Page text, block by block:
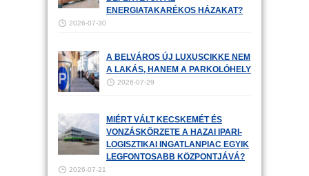
ENERGIATAKARÉKOS HÁZAKAT?
2026-07-30
A BELVÁROS ÚJ LUXUSCIKKE NEM
A LAKÁS, HANEM A PARKOLÓHELY
2026-07-29
MIÉRT VÁLT KECSKEMÉT ÉS
VONZÁSKÖRZETE A HAZAI IPARI-
LOGISZTIKAI INGATLANPIAC EGYIK
LEGFONTOSABB KÖZPONTJÁVÁ?
2026-07-21